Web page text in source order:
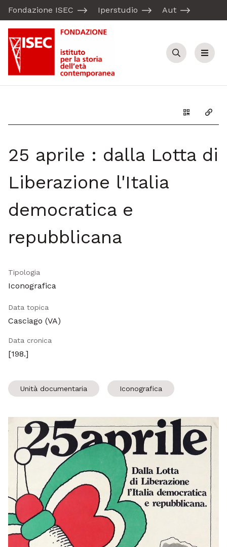
Fondazione ISEC Iperstudio Aut
Cerca Menu
Genera il
25 aprile : dalla Lotta di
Liberazione l'Italia
democratica e
repubblicana
Tipologia
Iconografica
Data topica
Casciago (VA)
Data cronica
[198.]
Unità documentaria Iconografica